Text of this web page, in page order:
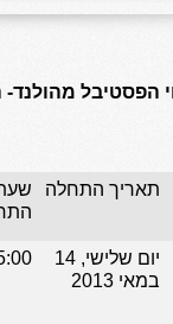
תאריך התחלה
יום שלישי, 14
במאי 2013